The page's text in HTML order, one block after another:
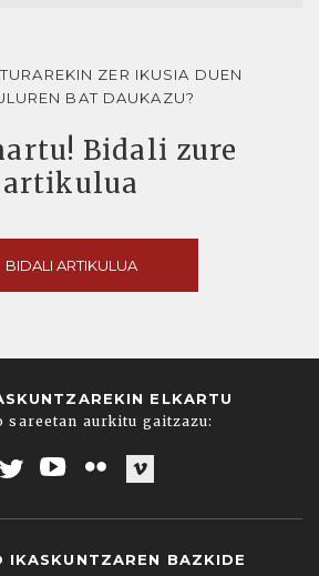
ZER IKUSIA DUEN
BAT DAUKAZU?
Bidali zure
artikulua
BIDALI ARTIKULUA
ELKARTU
sareetan aurkitu gaitzazu:
IKASKUNTZAREN BAZKIDE